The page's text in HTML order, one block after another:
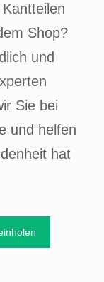
Shop?
und
Sie bei
und helfen
hat